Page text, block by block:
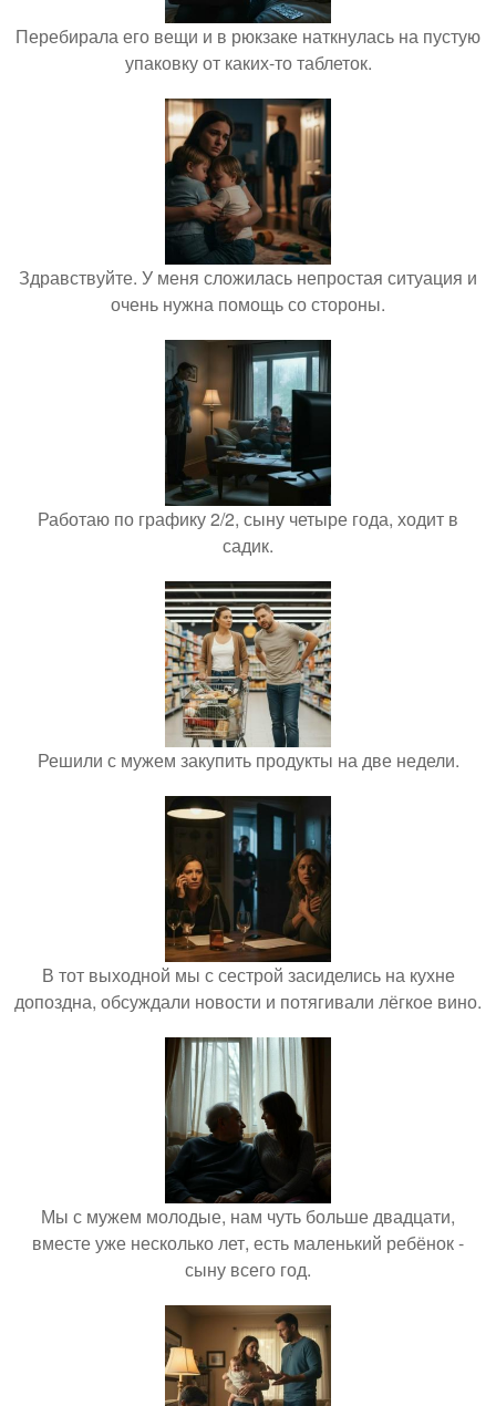
Перебирала его вещи и в рюкзаке наткнулась на пустую
упаковку от каких-то таблеток.
Здравствуйте. У меня сложилась непростая ситуация и
очень нужна помощь со стороны.
Работаю по графику 2/2, сыну четыре года, ходит в
садик.
Решили с мужем закупить продукты на две недели.
В тот выходной мы с сестрой засиделись на кухне
допоздна, обсуждали новости и потягивали лёгкое вино.
Мы с мужем молодые, нам чуть больше двадцати,
вместе уже несколько лет, есть маленький ребёнок -
сыну всего год.